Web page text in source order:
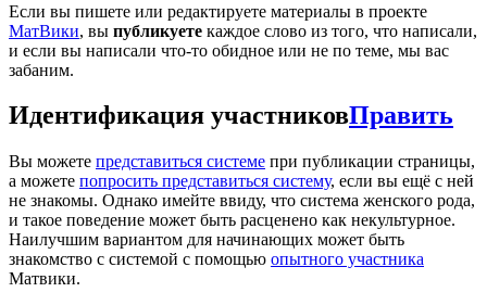
Если вы пишете или редактируете материалы в проекте
МатВики, вы публикуете каждое слово из того, что написали,
и если вы написали что-то обидное или не по теме, мы вас
забаним.
Идентификация участниковПравить
Вы можете представиться системе при публикации страницы,
а можете попросить представиться систему, если вы ещё с ней
не знакомы. Однако имейте ввиду, что система женского рода,
и такое поведение может быть расценено как некультурное.
Наилучшим вариантом для начинающих может быть
знакомство с системой с помощью опытного участника
Матвики.